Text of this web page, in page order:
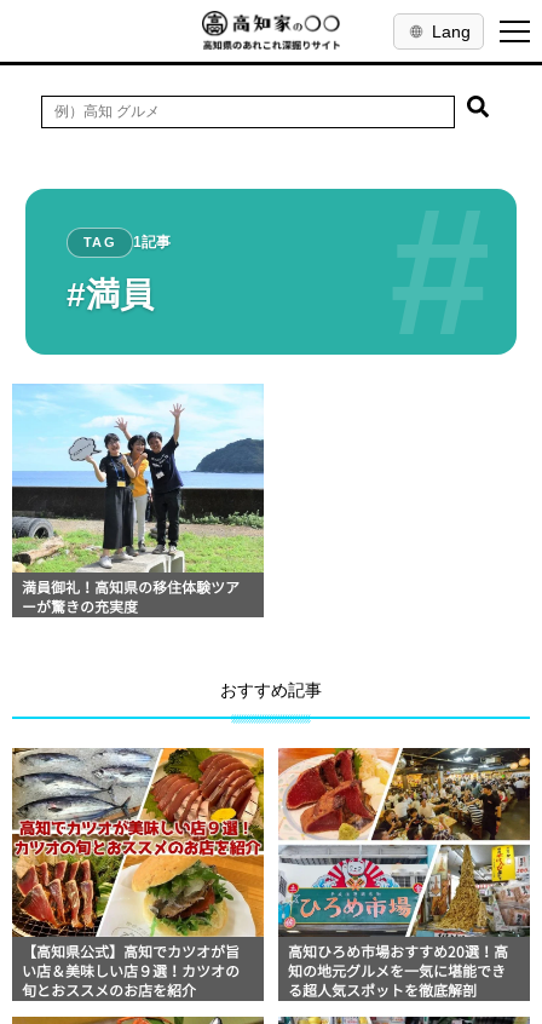
Lang
#
TAG 1記事
#満員
満員御礼！高知県の移住体験ツア
ーが驚きの充実度
おすすめ記事
【高知県公式】高知でカツオが旨
い店＆美味しい店９選！カツオの
旬とおススメのお店を紹介
高知ひろめ市場おすすめ20選！高
知の地元グルメを一気に堪能でき
る超人気スポットを徹底解剖